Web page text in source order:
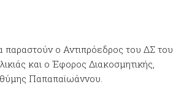
παραστούν ο Αντιπρόεδρος του ΔΣ του
και ο Έφορος Διακοσμητικής,
Παπαπαϊωάννου.